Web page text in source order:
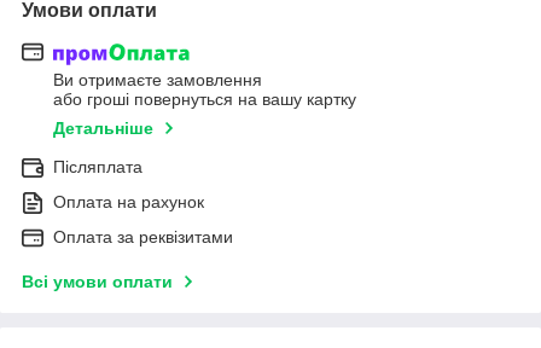
Умови оплати
Ви отримаєте замовлення
або гроші повернуться на вашу картку
Детальніше
Післяплата
Оплата на рахунок
Оплата за реквізитами
Всі умови оплати